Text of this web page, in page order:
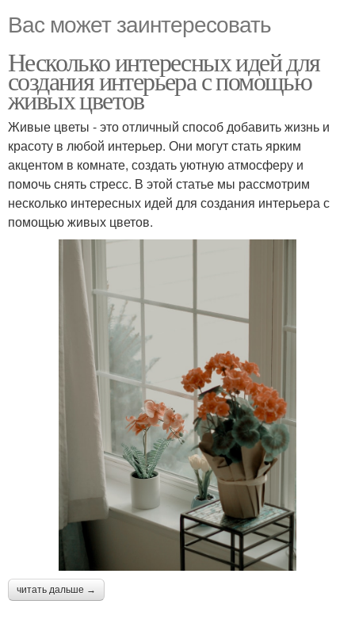
Вас может заинтересовать
Несколько интересных идей для
создания интерьера с помощью
живых цветов
Живые цветы - это отличный способ добавить жизнь и
красоту в любой интерьер. Они могут стать ярким
акцентом в комнате, создать уютную атмосферу и
помочь снять стресс. В этой статье мы рассмотрим
несколько интересных идей для создания интерьера с
помощью живых цветов.
читать дальше →